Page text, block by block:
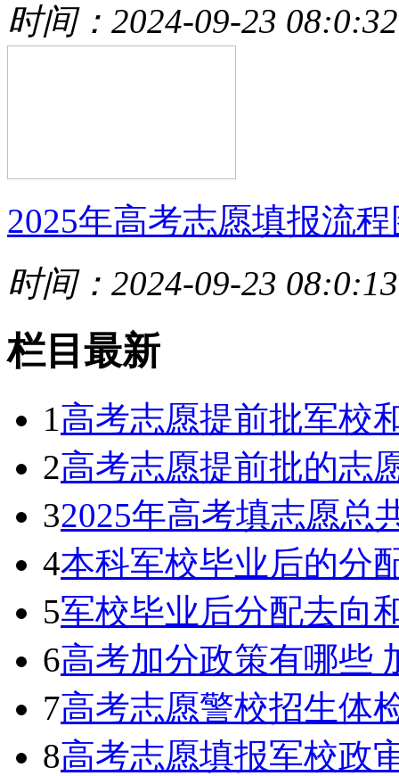
时间：2024-09-23 08:0:32
2025年高考志愿填报流
时间：2024-09-23 08:0:13
栏目最新
1 高考志愿提前批军校
2高考志愿提前批的志
32025年高考填志愿总
4本科军校毕业后的分
5军校毕业后分配去向
6高考加分政策有哪些
7高考志愿警校招生体
8高考志愿填报军校政